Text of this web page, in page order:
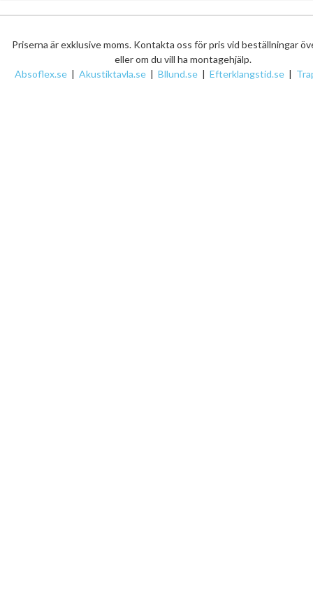
Priserna är exklusive moms. Kontakta oss för pris vid beställningar
eller om du vill ha montagehjälp.
Absoflex.se | Akustiktavla.se | Bllund.se | Efterklangstid.se |